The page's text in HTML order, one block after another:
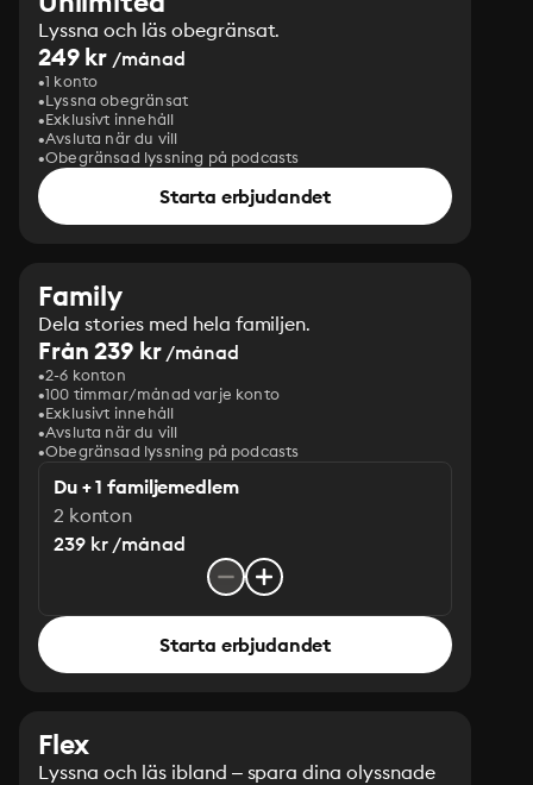
Lyssna och läs obegränsat.
249 kr /månad
1 konto
Lyssna obegränsat
Exklusivt innehåll
Avsluta när du vill
Obegränsad lyssning på podcasts
Starta erbjudandet
Family
Dela stories med hela familjen.
Från 239 kr/månad
2-6 konton
100 timmar/månad varje konto
Exklusivt innehåll
Avsluta när du vill
Obegränsad lyssning på podcasts
Du + 1 familjemedlem
2 konton
239 kr /månad
Starta erbjudandet
Flex
Lyssna och läs ibland – spara dina olyssnade